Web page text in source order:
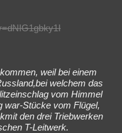
weil bei einem
welchem das
vom Himmel
war-Stücke vom Flügel,
den drei Triebwerken
T-Leitwerk.